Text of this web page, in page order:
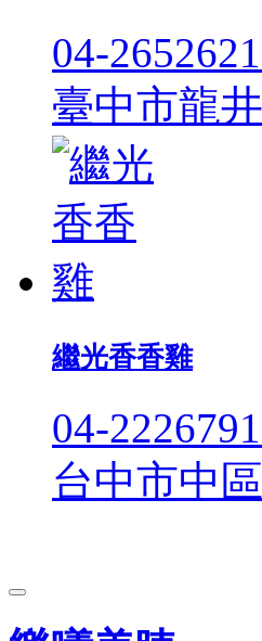
04-
臺中市龍
繼光香香雞
04-
台中市中